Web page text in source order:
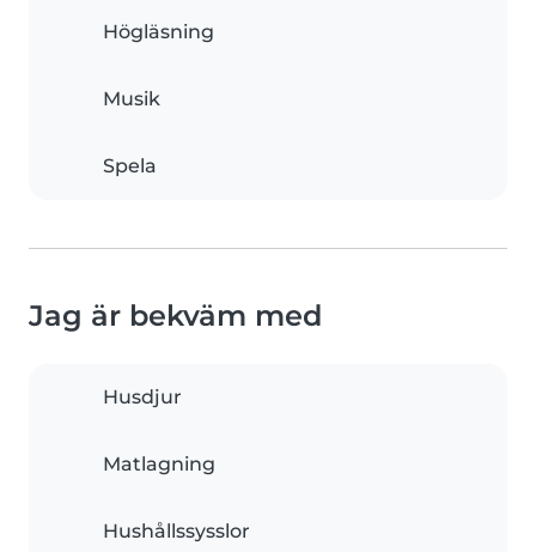
Högläsning
Musik
Spela
Jag är bekväm med
Husdjur
Matlagning
Hushållssysslor